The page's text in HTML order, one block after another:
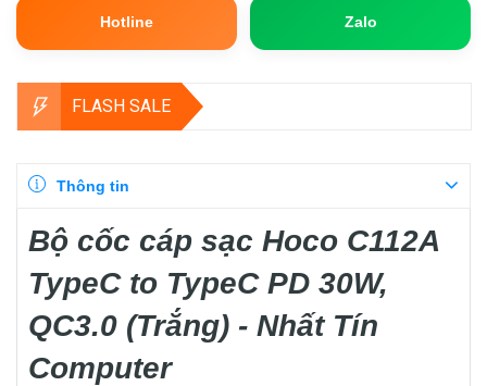
Hotline Zalo
FLASH SALE
Thông tin
Bộ cốc cáp sạc Hoco C112A
TypeC to TypeC PD 30W,
QC3.0 (Trắng) - Nhất Tín
Computer